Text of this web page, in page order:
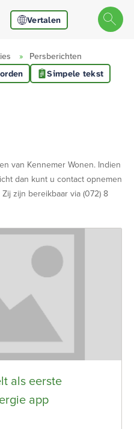
Vertalen
Persberichten
Simpele tekst
van Kennemer Wonen. Indien
dan kunt u contact opnemen
zijn bereikbaar via (072) 8
als eerste
app